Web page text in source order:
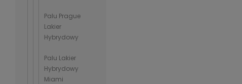
Palu Prague
Lakier
Hybrydowy
Palu Lakier
Hybrydowy
Miami